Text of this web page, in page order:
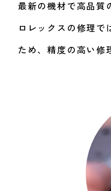
最新の機材で高品質
ロレックスの修理で
ため、精度の高い修